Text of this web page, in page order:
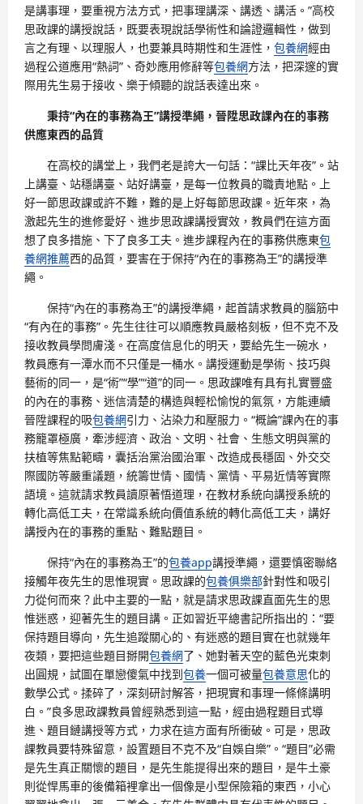
是講事理，要重視方法方式，把事理講深、講透、講活。”高校
思政課的講授說話，既要表現說話學術性和論證邏輯性，做到
言之有理、以理服人，也要兼具時期性和生涯性， 包養網經由
過程公道應用“熱詞”、奇妙應用修辭等包養網方法，把深邃的實
際用先生易于接收、樂于傾聽的說話表達出來。
秉持“內在的事務為王”講授準繩，晉陞思政課內在的事務
供應東西的品質
在高校的講堂上，我們老是誇大一句話：“課比天年夜”。站
上講臺、站穩講臺、站好講臺，是每一位教員的職責地點。上
好一節思政課或許不難，難的是上好每節思政課。近年來，為
激起先生的進修愛好、進步思政課講授實效，教員們在這方面
想了良多措施、下了良多工夫。進步課程內在的事務供應東包
養網推薦西的品質，要害在于保持“內在的事務為王”的講授準
繩。
保持“內在的事務為王”的講授準繩，起首請求教員的腦筋中
“有內在的事務”。先生往往可以順應教員嚴格刻板，但不克不及
接收教員學問膚淺。在高度信息化的明天，要給先生一碗水，
教員應有一潭水而不只僅是一桶水。講授運動是學術、技巧與
藝術的同一，是“術”“學”“道”的同一。思政課唯有具有扎實豐盛
的內在的事務、迷信清楚的構造與輕松愉悅的氣氛，方能連續
晉陞課程的吸包養網引力、沾染力和壓服力。“概論”課內在的事
務籠罩極廣，牽涉經濟、政治、文明、社會、生態文明與黨的
扶植等焦點範疇，囊括治黨治國治軍、改造成長穩固、外交交
際國防等嚴重議題，統籌世情、國情、黨情、平易近情等實際
語境。這就請求教員讀原著悟道理，在教材系統向講授系統的
轉化高低工夫，在常識系統向價值系統的轉化高低工夫，講好
講授內在的事務的重點、難點題目。
保持“內在的事務為王”的包養app講授準繩，還要慎密聯絡
接觸年夜先生的思惟現實。思政課的包養俱樂部針對性和吸引
力從何而來？此中主要的一點，就是請求思政課直面先生的思
惟迷惑，迎著先生的題目講。正如習近平總書記所指出的：“要
保持題目導向，先生追蹤關心的、有迷惑的題目實在也就幾年
夜類，要把這些題目掰開包養網了、她對著天空的藍色光束刺
出圓規，試圖在單戀傻氣中找到包養一個可被量包養意思化的
數學公式。揉碎了，深刻研討解答，把現實和事理一條條講明
白。”良多思政課教員曾經熟悉到這一點，經由過程題目式導
進、題目鏈講授等方式，力求在這方面有所衝破。可是，思政
課教員要特殊留意，設置題目不克不及“自娛自樂”。“題目”必需
是先生真正關懷的題目，是先生能提得出來的題目，是牛土豪
則從悍馬車的後備箱裡拿出一個像是小型保險箱的東西，小心